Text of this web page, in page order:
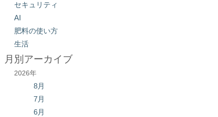
セキュリティ
AI
肥料の使い方
生活
月別アーカイブ
2026年
8月
7月
6月